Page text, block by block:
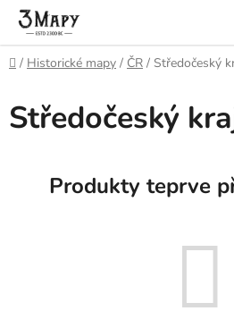
Přejít
obsah
Domů
/ Historické mapy / ČR / Středočeský
Středočeský
Produkty teprve